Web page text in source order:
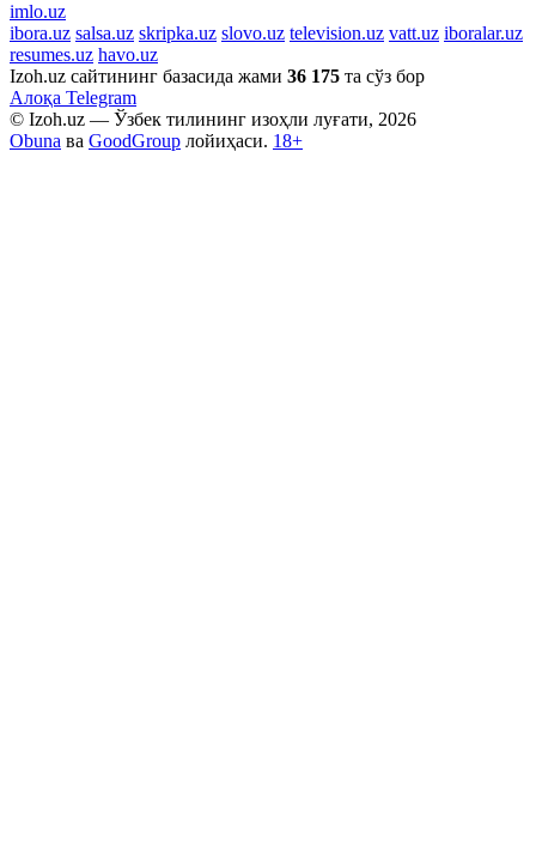
imlo.uz
ibora.uz salsa.uz skripka.uz slovo.uz television.uz vatt.uz iboralar.uz
resumes.uz havo.uz
Izoh.uz сайтининг базасида жами 36 175 та сўз бор
Алоқа Telegram
© Izoh.uz — Ўзбек тилининг изоҳли луғати, 2026
Obuna ва GoodGroup лойиҳаси. 18+